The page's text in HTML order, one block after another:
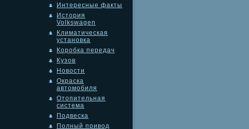
Интересные факты
История
Volkswagen
Климатическая
установка
Коробка передач
Кузов
Новости
Окраска
автомобиля
Отопительная
система
Подвеска
Полный привод